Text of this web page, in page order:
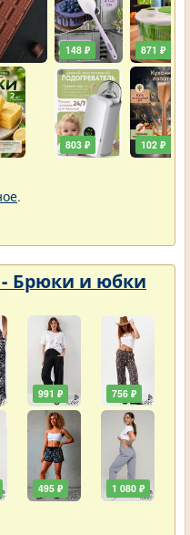
148 ₽
803 ₽
871 ₽
102 ₽
.
- Брюки и юбки
991 ₽
495 ₽
756 ₽
1 080 ₽